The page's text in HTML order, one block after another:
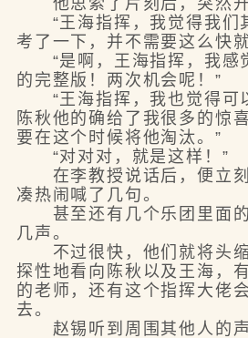
他思索了片刻后，突然开
“王海指挥，我觉得我们
考了一下，并不需要这么快
“是啊，王海指挥，我感
的完整版！两次机会呢！”
“王海指挥，我也觉得可
陈秋他的确给了我很多的惊
要在这个时候将他淘汰。”
“对对对，就是这样！”
在李教授说话后，便立刻
凑热闹喊了几句。
甚至还有几个乐团里面的
几声。
不过很快，他们就将头缩
探性地看向陈秋以及王海，
的老师，还有这个指挥大佬
去。
赵锡听到周围其他人的声